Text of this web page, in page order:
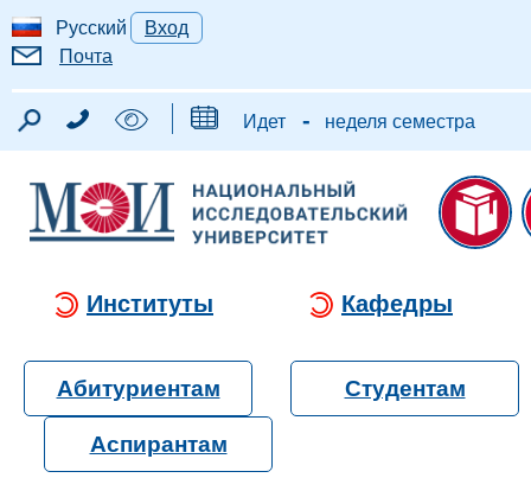
Русский
Вход
Почта
Идет - неделя семестра
Институты Кафедры
Абитуриентам Студентам
Аспирантам